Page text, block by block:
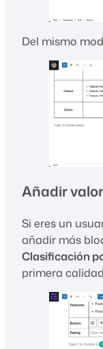
Del mismo
Añadir
Si eres un
añadir más
Clasificación
primera